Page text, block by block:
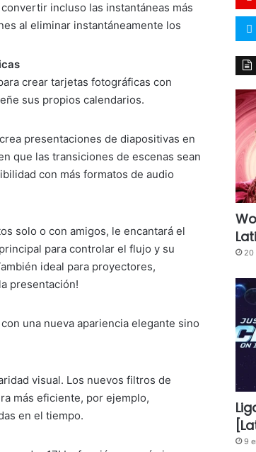
incluso las instantáneas más
al eliminar instantáneamente los
crear tarjetas fotográficas con
sus propios calendarios.
presentaciones de diapositivas en
que las transiciones de escenas sean
con más formatos de audio
solo o con amigos, le encantará el
para controlar el flujo y su
ideal para proyectores,
presentación!
una nueva apariencia elegante sino
visual. Los nuevos filtros de
más eficiente, por ejemplo,
en el tiempo.
20
9